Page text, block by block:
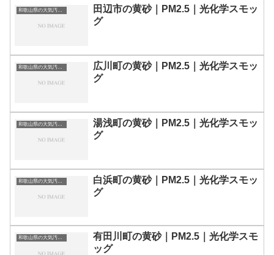
和歌山県の大気汚染・PM2.5・黄砂・エアロゾルの数値
田辺市の黄砂｜PM2.5｜光化学スモッ
グ
和歌山県の大気汚染・PM2.5・黄砂・エアロゾルの数値
広川町の黄砂｜PM2.5｜光化学スモッ
グ
和歌山県の大気汚染・PM2.5・黄砂・エアロゾルの数値
湯浅町の黄砂｜PM2.5｜光化学スモッ
グ
和歌山県の大気汚染・PM2.5・黄砂・エアロゾルの数値
白浜町の黄砂｜PM2.5｜光化学スモッ
グ
和歌山県の大気汚染・PM2.5・黄砂・エアロゾルの数値
有田川町の黄砂｜PM2.5｜光化学スモ
ッグ